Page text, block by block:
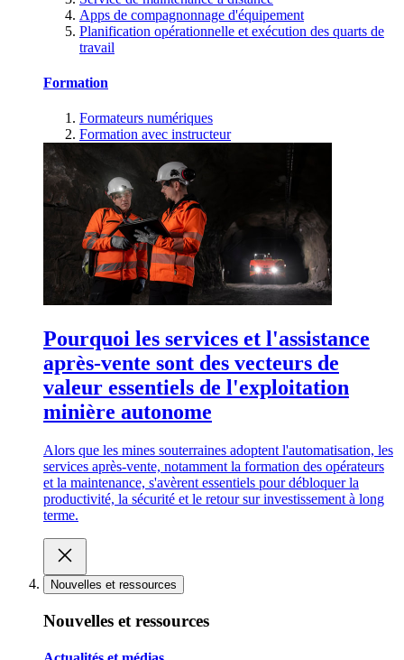
Apps de compagnonnage d'équipement
Planification opérationnelle et exécution des quarts de
travail
Formation
Formateurs numériques
Formation avec instructeur
Pourquoi les services et l'assistance
après-vente sont des vecteurs de
valeur essentiels de l'exploitation
minière autonome
Alors que les mines souterraines adoptent l'automatisation, les
services après-vente, notamment la formation des opérateurs
et la maintenance, s'avèrent essentiels pour débloquer la
productivité, la sécurité et le retour sur investissement à long
terme.
Nouvelles et ressources
Nouvelles et ressources